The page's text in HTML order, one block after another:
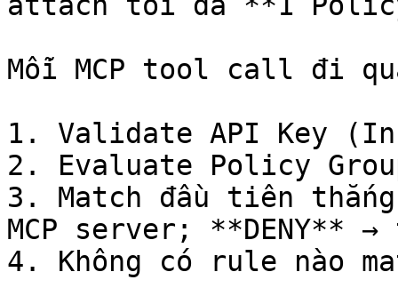
Mỗi MCP tool call đi
1. Validate API Key
2. Evaluate Policy
3. Match đầu tiên
MCP server; **DENY**
4. Không có rule nào